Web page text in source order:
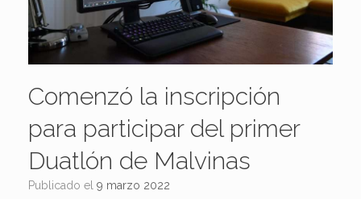
Comenzó la inscripción
para participar del primer
Duatlón de Malvinas
Publicado el 9 marzo 2022